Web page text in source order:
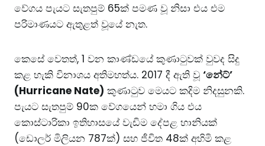
වේගය පැයට සැතපුම් 65ක් පමණ වූ නිසා එය එම
පරිමාණයට ඇතුළත් වූයේ නැත.
කෙසේ වෙතත්, 1 වන කාණ්ඩයේ කුණාටුවක් වුවද සිදු
කළ හැකි විනාශය අතිමහත්ය. 2017 දී ඇති වූ ‘නේට්’
(Hurricane Nate) කුණාටුව මෙයට කදිම නිදසුනකි.
පැයට සැතපුම් 90ක වේගයෙන් හමා ගිය එය
කොස්ටාරිකා ඉතිහාසයේ වැඩිම දේපළ හානියක්
(ඩොලර් මිලියන 787ක්) සහ ජීවිත 48ක් අහිමි කළ